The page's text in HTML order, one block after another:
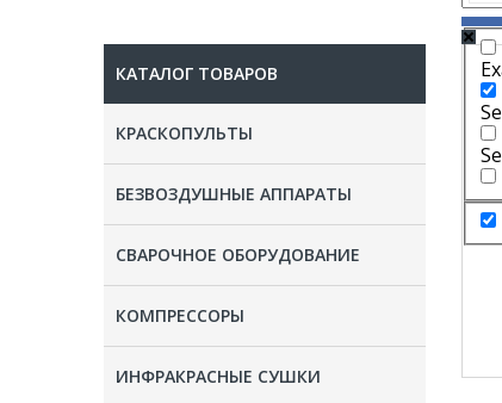
КАТАЛОГ ТОВАРОВ
КРАСКОПУЛЬТЫ
БЕЗВОЗДУШНЫЕ АППАРАТЫ
СВАРОЧНОЕ ОБОРУДОВАНИЕ
КОМПРЕССОРЫ
ИНФРАКРАСНЫЕ СУШКИ